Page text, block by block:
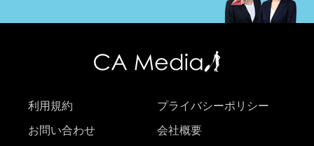
利用規約 プライバシーポリシー
お問い合わせ 会社概要